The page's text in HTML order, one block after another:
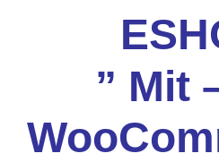
” Mit